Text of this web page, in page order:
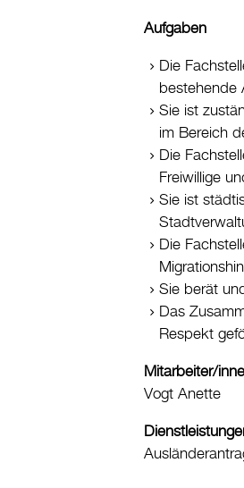
Aufgaben
Die
bestehende
Sie ist
im Bereich
Die
Freiwillige
Sie ist
Die
Sie berät
Das
Respekt
Mitarbeiter/
Vogt Anette